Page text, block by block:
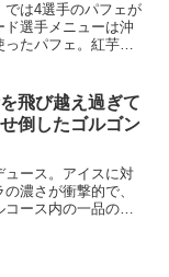
では4選手のパフェが
ド選手メニューは沖
たパフェ。紅芋自
るので結構甘い。店
場所...
飛び越え過ぎて
倒したゴルゴン
ュース。アイスに対
濃さが衝撃的で、
コース内の一品の